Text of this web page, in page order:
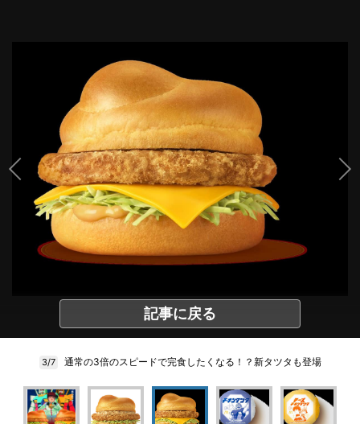
記事に戻る
3/7 通常の3倍のスピードで完食したくなる！？新タツタも登場